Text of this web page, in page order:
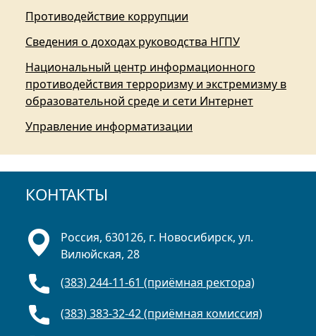
Противодействие коррупции
Сведения о доходах руководства НГПУ
Национальный центр информационного
противодействия терроризму и экстремизму в
образовательной среде и сети Интернет
Управление информатизации
КОНТАКТЫ
Россия, 630126, г. Новосибирск, ул.
Вилюйская, 28
(383) 244-11-61 (приёмная ректора)
(383) 383-32-42 (приёмная комиссия)